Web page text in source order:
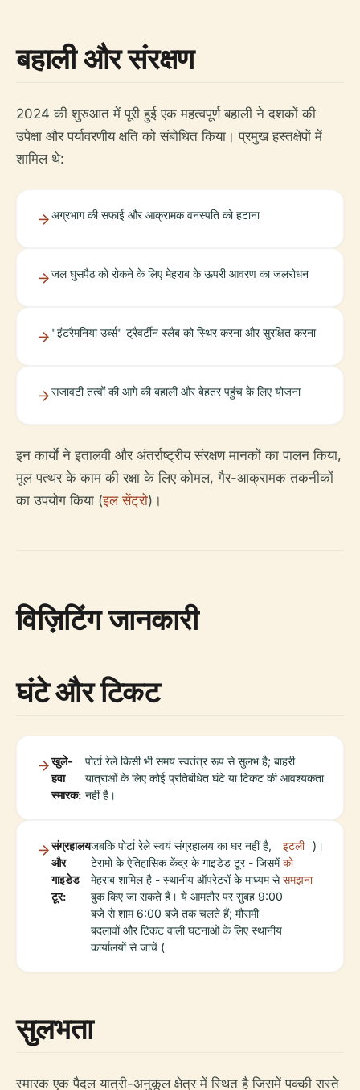
बहाली और संरक्षण
2024 की शुरुआत में पूरी हुई एक महत्वपूर्ण बहाली ने दशकों की
उपेक्षा और पर्यावरणीय क्षति को संबोधित किया। प्रमुख हस्तक्षेपों में
शामिल थे:
अग्रभाग की सफाई और आक्रामक वनस्पति को हटाना
जल घुसपैठ को रोकने के लिए मेहराब के ऊपरी आवरण का जलरोधन
"इंटरैमनिया उर्ब्स" ट्रैवर्टीन स्लैब को स्थिर करना और सुरक्षित करना
सजावटी तत्वों की आगे की बहाली और बेहतर पहुंच के लिए योजना
इन कार्यों ने इतालवी और अंतर्राष्ट्रीय संरक्षण मानकों का पालन किया,
मूल पत्थर के काम की रक्षा के लिए कोमल, गैर-आक्रामक तकनीकों
का उपयोग किया (इल सेंट्रो)।
विज़िटिंग जानकारी
घंटे और टिकट
खुले-
हवा
स्मारक:
पोर्टा रेले किसी भी समय स्वतंत्र रूप से सुलभ है; बाहरी
यात्राओं के लिए कोई प्रतिबंधित घंटे या टिकट की आवश्यकता
नहीं है।
संग्रहालय
और
गाइडेड
टूर:
जबकि पोर्टा रेले स्वयं संग्रहालय का घर नहीं है,
टेरामो के ऐतिहासिक केंद्र के गाइडेड टूर - जिसमें
मेहराब शामिल है - स्थानीय ऑपरेटरों के माध्यम से
बुक किए जा सकते हैं। ये आमतौर पर सुबह 9:00
बजे से शाम 6:00 बजे तक चलते हैं; मौसमी
बदलावों और टिकट वाली घटनाओं के लिए स्थानीय
कार्यालयों से जांचें (
इटली
को
समझना
)।
सुलभता
स्मारक एक पैदल यात्री-अनुकूल क्षेत्र में स्थित है जिसमें पक्की रास्ते